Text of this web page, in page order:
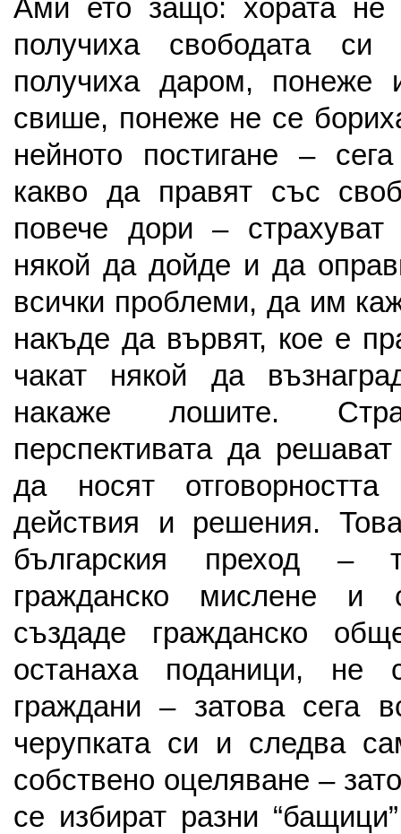
Ами ето защо: хората не
получиха свободата
получиха даром, понеже
свише, понеже не се
нейното постигане –
какво да правят със
повече дори –
някой да дойде и да
всички проблеми, да им
накъде да вървят, кое е
чакат някой да
накаже лошите.
перспективата да
да носят
действия и решения.
българския преход –
гражданско мислене и
създаде гражданско
останаха поданици, не
граждани – затова сега
черупката си и следва
собствено оцеляване –
се избират разни